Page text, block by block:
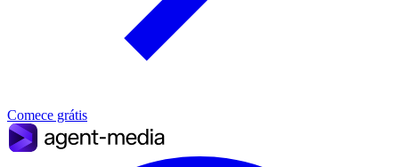
Comece grátis